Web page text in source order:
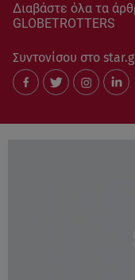
Διαβάστε όλα τα
GLOBETROTTERS
Συντονίσου στο